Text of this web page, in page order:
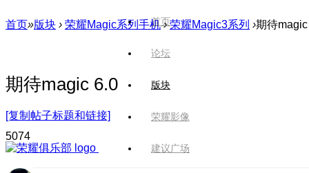
首页
论坛
版块
荣耀影像
建议广场
首页»版块 › 荣耀Magic系列手机 › 荣耀Magic3系列 ›期待
期待magic 6.0
[复制帖子标题和链接]
5074